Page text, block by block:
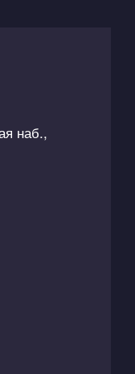
наб.,